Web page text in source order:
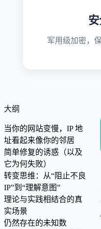
军用级加密，
大纲
当你的网站变慢，IP 地
址看起来像你的邻居
简单修复的诱惑（以及
它为何失败）
转变思维：从“阻止不良
IP”到“理解意图”
理论与实践相结合的真
实场景
仍然存在的未知数